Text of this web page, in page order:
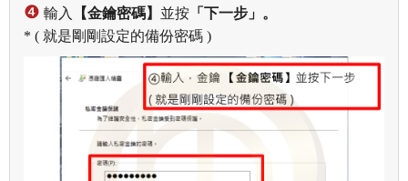
❹ 輸入 【金鑰密碼】 並按 「下一步」。
* ( 就是剛剛設定的備份密碼 )